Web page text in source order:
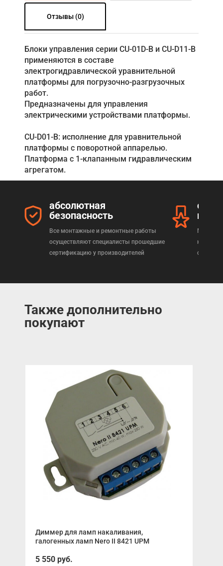
Отзывы (0)
Блоки управления серии CU-01D-B и CU-D11-B
применяются в составе
электрогидравлической уравнительной
платформы для погрузочно-разгрузочных
работ.
Предназначены для управления
электрическими устройствами платформы.
CU-D01-B: исполнение для уравнительной
платформы с поворотной аппарелью.
Платформа с 1-клапанным гидравлическим
агрегатом.
абсолютная
безопасность
Все монтажные и ремонтные работы
осуществляют специалисты прошедшие
сертификацию у производителей
Мы
Также дополнительно
покупают
Диммер для ламп накаливания,
галогенных ламп Nero II 8421 UPM
5 550 руб.